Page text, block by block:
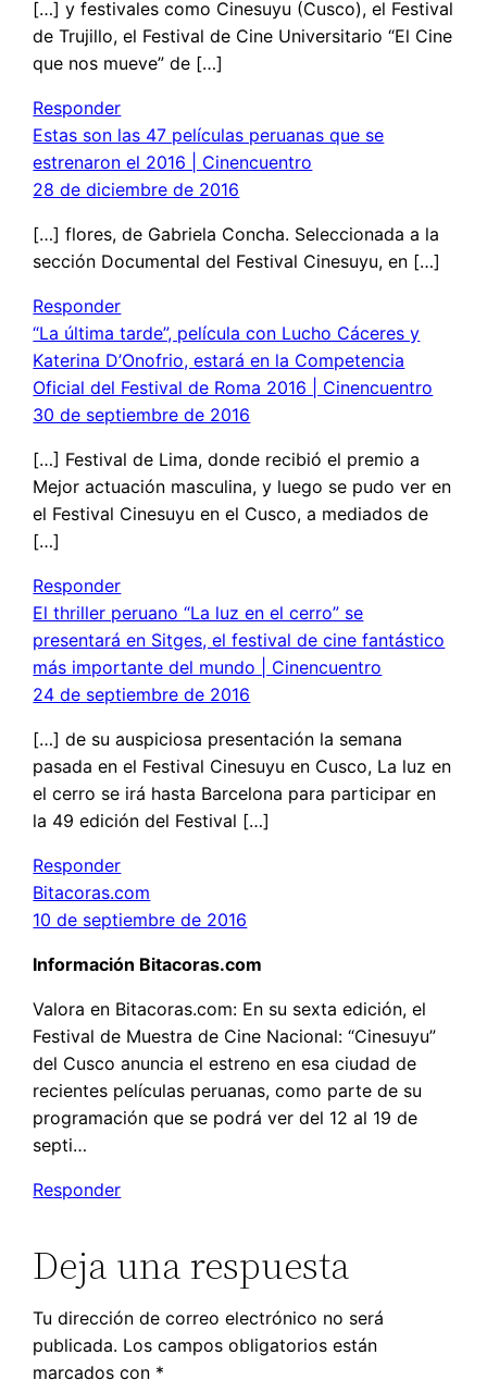
[…] y festivales como Cinesuyu (Cusco), el Festival
de Trujillo, el Festival de Cine Universitario “El Cine
que nos mueve” de […]
Responder
Estas son las 47 películas peruanas que se
estrenaron el 2016 | Cinencuentro
28 de diciembre de 2016
[…] flores, de Gabriela Concha. Seleccionada a la
sección Documental del Festival Cinesuyu, en […]
Responder
“La última tarde”, película con Lucho Cáceres y
Katerina D’Onofrio, estará en la Competencia
Oficial del Festival de Roma 2016 | Cinencuentro
30 de septiembre de 2016
[…] Festival de Lima, donde recibió el premio a
Mejor actuación masculina, y luego se pudo ver en
el Festival Cinesuyu en el Cusco, a mediados de
[…]
Responder
El thriller peruano “La luz en el cerro” se
presentará en Sitges, el festival de cine fantástico
más importante del mundo | Cinencuentro
24 de septiembre de 2016
[…] de su auspiciosa presentación la semana
pasada en el Festival Cinesuyu en Cusco, La luz en
el cerro se irá hasta Barcelona para participar en
la 49 edición del Festival […]
Responder
Bitacoras.com
10 de septiembre de 2016
Información Bitacoras.com
Valora en Bitacoras.com: En su sexta edición, el
Festival de Muestra de Cine Nacional: “Cinesuyu”
del Cusco anuncia el estreno en esa ciudad de
recientes películas peruanas, como parte de su
programación que se podrá ver del 12 al 19 de
septi…
Responder
Deja una respuesta
Tu dirección de correo electrónico no será
publicada. Los campos obligatorios están
marcados con *